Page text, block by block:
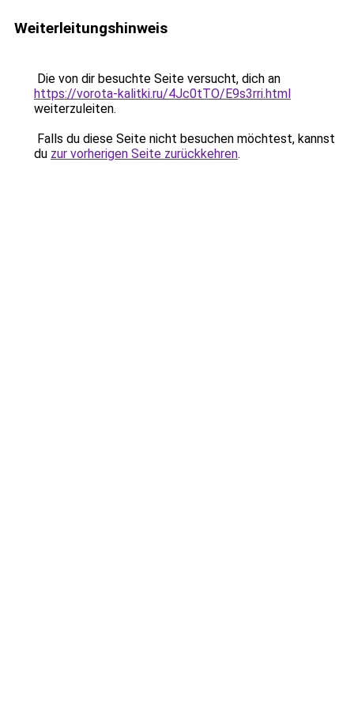
Weiterleitungshinweis
Die von dir besuchte Seite versucht, dich an
https://vorota-kalitki.ru/4Jc0tTO/E9s3rri.html
weiterzuleiten.
Falls du diese Seite nicht besuchen möchtest, kannst
du zur vorherigen Seite zurückkehren.